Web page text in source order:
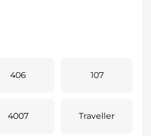
406 107
4007 Traveller